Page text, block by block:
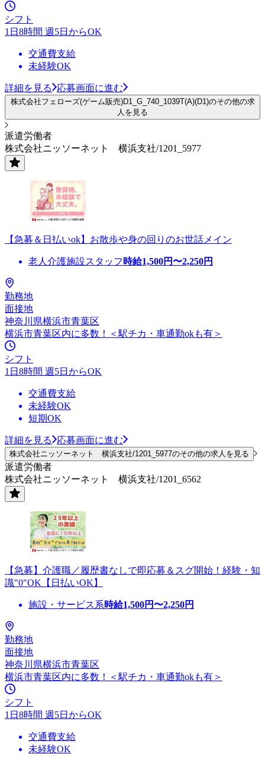
シフト
1日8時間 週5日からOK
交通費支給
未経験OK
詳細を見る 応募画面に進む
株式会社フェローズ(ゲーム販売)D1_G_740_1039T(A)(D1)のその他の求
人を見る
派遣労働者
株式会社ニッソーネット 横浜支社/1201_5977
【急募＆日払いok】お散歩や身の回りのお世話メイン
老人介護施設スタッフ 時給1,500円〜2,250円
勤務地
面接地
神奈川県横浜市青葉区
横浜市青葉区内に多数！＜駅チカ・車通勤okも有＞
シフト
1日8時間 週5日からOK
交通費支給
未経験OK
短期OK
詳細を見る 応募画面に進む
株式会社ニッソーネット 横浜支社/1201_5977のその他の求人を見る
派遣労働者
株式会社ニッソーネット 横浜支社/1201_6562
【急募】介護職／履歴書なしで即応募＆スグ開始！経験・知
識"0"OK【日払いOK】
施設・サービス系時給1,500円〜2,250円
勤務地
面接地
神奈川県横浜市青葉区
横浜市青葉区内に多数！＜駅チカ・車通勤okも有＞
シフト
1日8時間 週5日からOK
交通費支給
未経験OK